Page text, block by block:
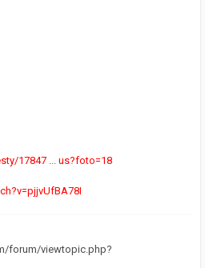
17847 ... us?foto=18
forum/viewtopic.php?